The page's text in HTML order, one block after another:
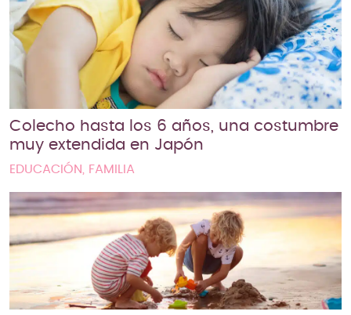
Colecho hasta los 6 años, una costumbre
muy extendida en Japón
EDUCACIÓN, FAMILIA